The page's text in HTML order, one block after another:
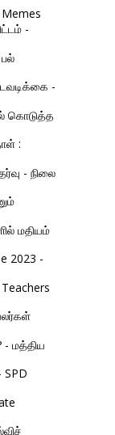
-
-
கொடுத்த
:
- நிலை
மதியம்
2023 -
- மத்திய
SPD